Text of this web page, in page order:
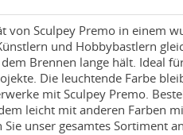
von Sculpey Premo in einem
und Hobbybastlern
Brennen lange hält. Ideal
Die leuchtende Farbe
mit Sculpey Premo.
leicht mit anderen Farben
Sie unser gesamtes Sortiment